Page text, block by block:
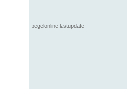
pegelonline.lastupdate